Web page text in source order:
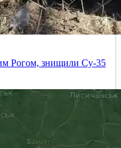
Рогом, знищили Су-35